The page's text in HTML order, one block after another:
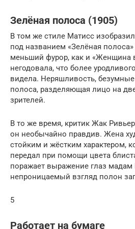
Зелёная полоса (1905)
В том же стиле Матисс
под названием «Зелёная
меньший фурор, как и «Женщина
негодовала, что более
видела. Неряшливость,
полоса, разделяющая лицо на
зрителей.
В то же время, критик Жак Ривьер
он необычайно правдив. Жена
стойким и жёстким характером,
передал при помощи цвета
поражает выражение глаз мадам
непроницаемый взгляд полон
5
Работает на бумаге